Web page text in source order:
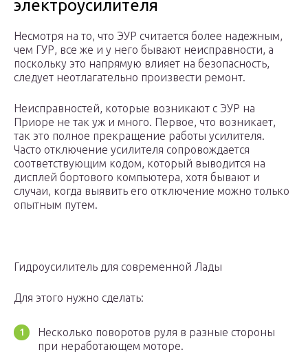
электроусилителя
Несмотря на то, что ЭУР считается более надежным,
чем ГУР, все же и у него бывают неисправности, а
поскольку это напрямую влияет на безопасность,
следует неотлагательно произвести ремонт.
Неисправностей, которые возникают с ЭУР на
Приоре не так уж и много. Первое, что возникает,
так это полное прекращение работы усилителя.
Часто отключение усилителя сопровождается
соответствующим кодом, который выводится на
дисплей бортового компьютера, хотя бывают и
случаи, когда выявить его отключение можно только
опытным путем.
Гидроусилитель для современной Лады
Для этого нужно сделать:
Несколько поворотов руля в разные стороны
при неработающем моторе.